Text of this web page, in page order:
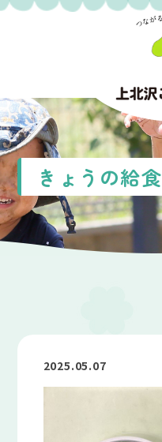
きょうの給食
2025.05.07